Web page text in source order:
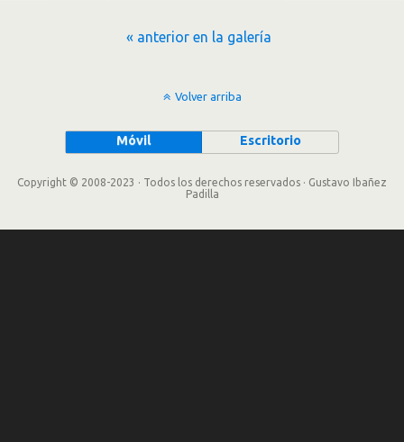
« anterior en la galería
Volver arriba
Móvil Escritorio
Copyright © 2008-2023 · Todos los derechos reservados · Gustavo Ibañez
Padilla